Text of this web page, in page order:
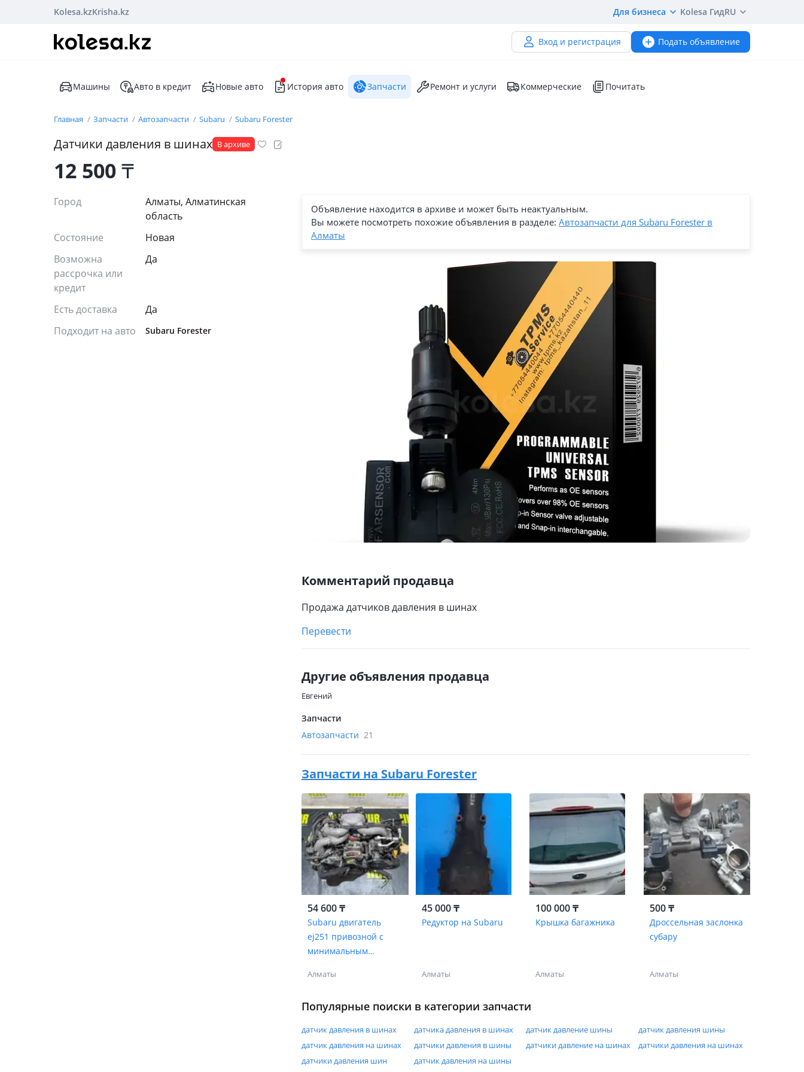
Kolesa.kzKrisha.kz Для бизнеса Kolesa ГидRU
Вход и регистрация Подать объявление
Машины Авто в кредит Новые авто История авто Запчасти Ремонт и услуги Коммерческие Почитать
Главная Запчасти Автозапчасти Subaru Subaru Forester
Датчики давления в шинах В архиве
12 500₸
Город
Алматы, Алматинская
область
Состояние
Новая
Возможна
рассрочка или
кредит
Да
Есть доставка
Да
Подходит на авто
Subaru Forester
Объявление находится в архиве и может быть неактуальным.
Вы можете посмотреть похожие объявления в разделе: Автозапчасти для Subaru Forester в
Алматы
Комментарий продавца
Продажа датчиков давления в шинах
Перевести
Другие объявления продавца
Евгений
Запчасти
Автозапчасти 21
Запчасти на Subaru Forester
54 600 ₸
Subaru двигатель
ej251 привозной c
минимальным
литра
Алматы
45 000 ₸
Редуктор на Subaru
Алматы
100 000 ₸
Крышка багажника
Алматы
500 ₸
Дроссельная заслонка
субару
Алматы
Популярные поиски в категории запчасти
датчик давления в шинах датчика давления в шинах датчик давление шины
датчик давления шины
датчик давления на шинах
датчики давления в шины датчики давление на шинах
датчики давления на шинах
датчики давления шин
датчик давления на шины